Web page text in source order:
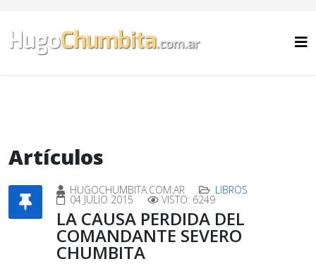
Artículos
HUGOCHUMBITA.COM.AR LIBROS
04 JULIO 2015 VISTO: 6249
LA CAUSA PERDIDA DEL
COMANDANTE SEVERO
CHUMBITA